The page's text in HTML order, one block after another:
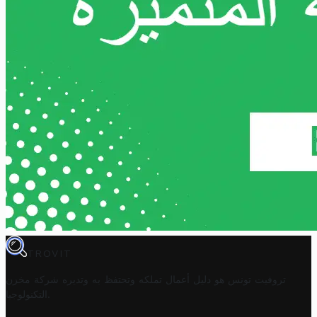
TROVIT
تروفيت تونس هو دليل أعمال تملكه وتحتفظ به وتديره
شركة مخزن
التكنولوجيا